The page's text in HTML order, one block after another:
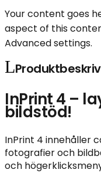
Your content goes
aspect of this
Advanced settings.
InPrint 4 –
bildstöd!
InPrint 4 innehåller
fotografier och
och